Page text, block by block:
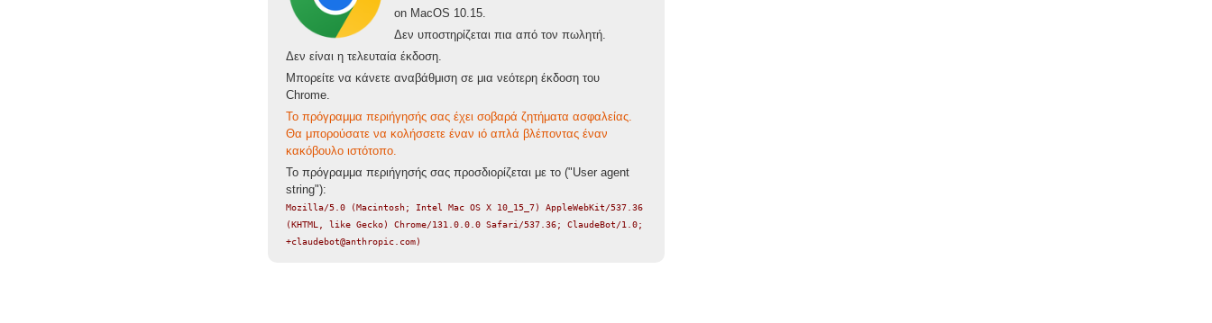
on MacOS 10.15.
Δεν υποστηρίζεται πια από τον πωλητή.
Δεν είναι η τελευταία έκδοση.
Μπορείτε να κάνετε αναβάθμιση σε μια νεότερη έκδοση του
Chrome.
Το πρόγραμμα περιήγησής σας έχει σοβαρά ζητήματα ασφαλείας.
Θα μπορούσατε να κολήσσετε έναν ιό απλά βλέποντας έναν
κακόβουλο ιστότοπο.
Το πρόγραμμα περιήγησής σας προσδιορίζεται με το ("User agent
string"):
Mozilla/5.0 (Macintosh; Intel Mac OS X 10_15_7) AppleWebKit/537.36
(KHTML, like Gecko) Chrome/131.0.0.0 Safari/537.36; ClaudeBot/1.0;
+claudebot@anthropic.com)